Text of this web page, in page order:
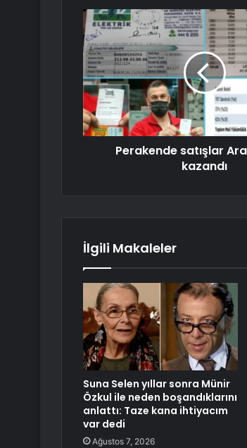
Perakende satışlar
kazandı
İlgili Makaleler
Suna Selen yıllar sonra Münir
Özkul ile neden boşandıklarını
anlattı: Taze kana ihtiyacım
var dedi
Ağustos 7, 2026